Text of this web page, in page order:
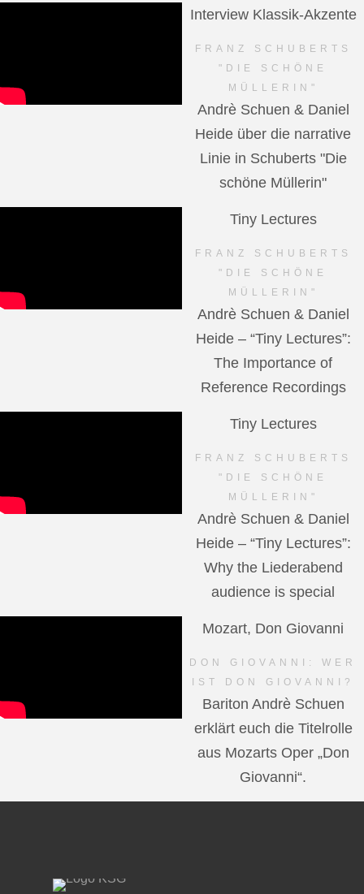
Interview Klassik-Akzente
FRANZ SCHUBERTS
"DIE SCHÖNE
MÜLLERIN"
Andrè Schuen & Daniel
Heide über die narrative
Linie in Schuberts "Die
schöne Müllerin"
Tiny Lectures
FRANZ SCHUBERTS
"DIE SCHÖNE
MÜLLERIN"
Andrè Schuen & Daniel
Heide – “Tiny Lectures”:
The Importance of
Reference Recordings
Tiny Lectures
FRANZ SCHUBERTS
"DIE SCHÖNE
MÜLLERIN"
Andrè Schuen & Daniel
Heide – “Tiny Lectures”:
Why the Liederabend
audience is special
Mozart, Don Giovanni
DON GIOVANNI: WER
IST DON GIOVANNI?
Bariton Andrè Schuen
erklärt euch die Titelrolle
aus Mozarts Oper „Don
Giovanni“.